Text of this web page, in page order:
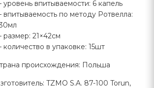
впитываемости: 6 капель
по методу Ротвелла:
21×42см
в упаковке: 15шт
происхождения: Польша
TZMO S.A. 87-100 Torun,